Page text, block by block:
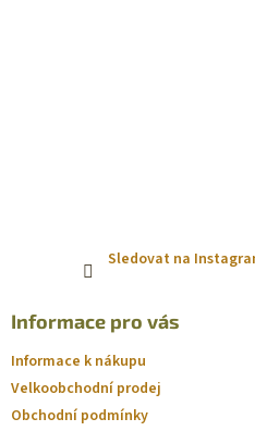
Sledovat na
Informace pro vás
Informace k nákupu
Velkoobchodní prodej
Obchodní podmínky